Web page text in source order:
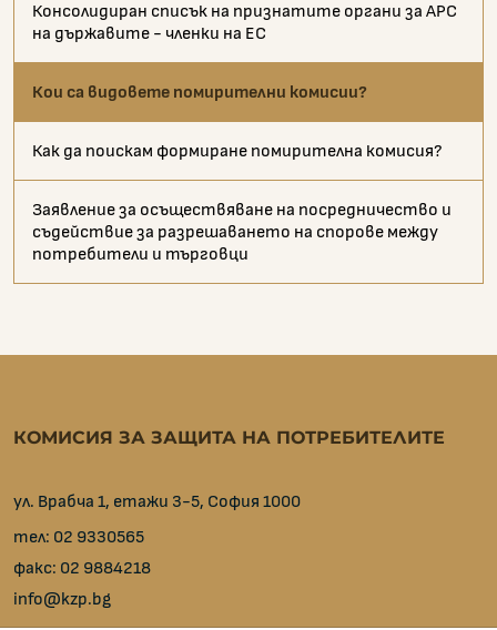
Консолидиран списък на признатите органи за АРС
на държавите - членки на ЕС
Кои са видовете помирителни комисии?
Как да поискам формиране помирителна комисия?
Заявление за осъществяване на посредничество и
съдействие за разрешаването на спорове между
потребители и търговци
КОМИСИЯ ЗА ЗАЩИТА НА ПОТРЕБИТЕЛИТЕ
ул. Врабча 1, етажи 3-5, София 1000
тел: 02 9330565
факс: 02 9884218
info@kzp.bg